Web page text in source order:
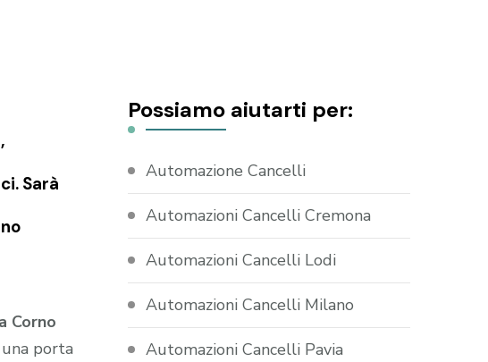
Sarà
Corno
porta
Possiamo aiutarti per:
Automazione Cancelli
Automazioni Cancelli Cremona
Automazioni Cancelli Lodi
Automazioni Cancelli Milano
Automazioni Cancelli Pavia